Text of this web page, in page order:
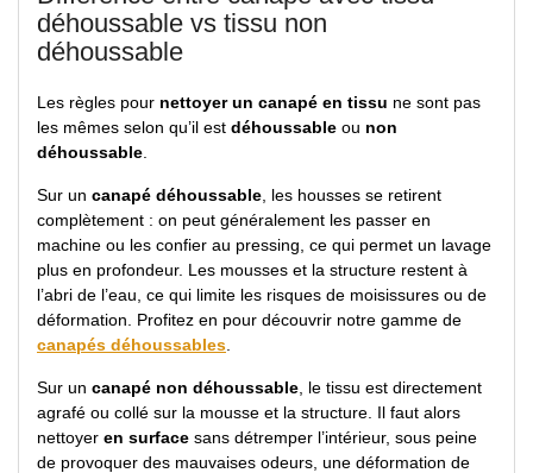
déhoussable vs tissu non
déhoussable
Les règles pour nettoyer un canapé en tissu ne sont pas
les mêmes selon qu’il est déhoussable ou non
déhoussable
Sur un canapé déhoussable , les housses se retirent
complètement : on peut généralement les passer en
machine ou les confier au pressing, ce qui permet un lavage
plus en profondeur. Les mousses et la structure restent à
l’abri de l’eau, ce qui limite les risques de moisissures ou de
déformation. Profitez en pour découvrir notre gamme de
canapés déhoussables
Sur un canapé non déhoussable , le tissu est directement
agrafé ou collé sur la mousse et la structure. Il faut alors
nettoyer en surface sans détremper l’intérieur, sous peine
de provoquer des mauvaises odeurs, une déformation de